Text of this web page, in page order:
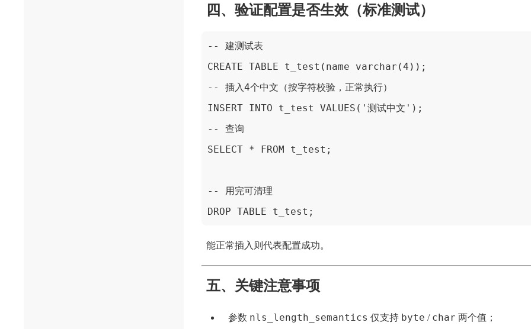
四、验证配置是否生效（标准测试）
-- 建测试表
CREATE TABLE t_test(name varchar(4));
-- 插入4个中文（按字符校验，正常执行）
INSERT INTO t_test VALUES('测试中文');
-- 查询
SELECT * FROM t_test;
-- 用完可清理
DROP TABLE t_test;
能正常插入则代表配置成功。
五、关键注意事项
参数 nls_length_semantics 仅支持 byte / char 两个值；